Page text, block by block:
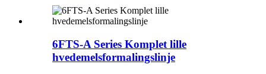
6FTS-A Series Komplet lille
hvedemelsformalingslinje